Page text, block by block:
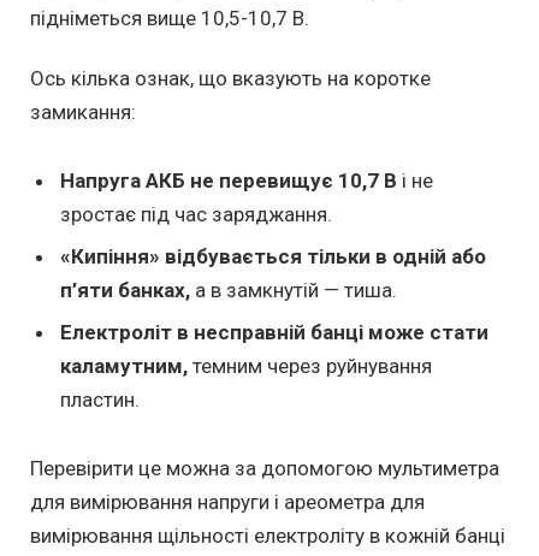
підніметься вище 10,5-10,7 В.
Ось кілька ознак, що вказують на коротке
замикання:
Напруга АКБ не перевищує 10,7 В і не
зростає під час заряджання.
«Кипіння» відбувається тільки в одній або
п’яти банках, а в замкнутій — тиша.
Електроліт в несправній банці може стати
каламутним, темним через руйнування
пластин.
Перевірити це можна за допомогою мультиметра
для вимірювання напруги і ареометра для
вимірювання щільності електроліту в кожній банці